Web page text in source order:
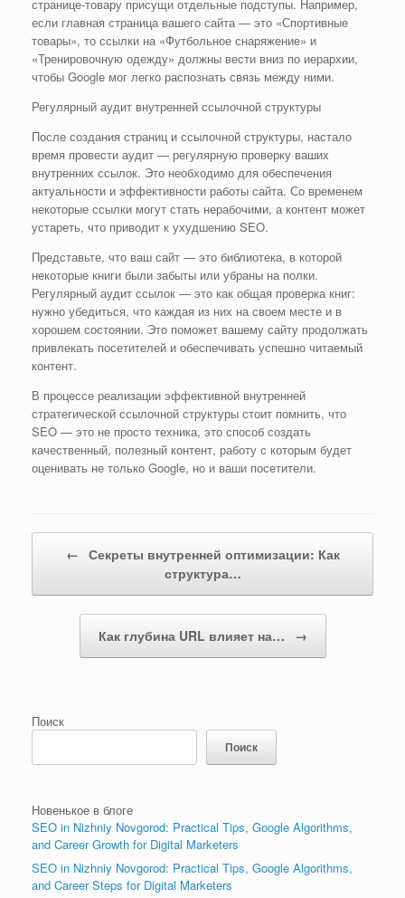
странице-товару присущи отдельные подступы. Например,
если главная страница вашего сайта — это «Спортивные
товары», то ссылки на «Футбольное снаряжение» и
«Тренировочную одежду» должны вести вниз по иерархии,
чтобы Google мог легко распознать связь между ними.
Регулярный аудит внутренней ссылочной структуры
После создания страниц и ссылочной структуры, настало
время провести аудит — регулярную проверку ваших
внутренних ссылок. Это необходимо для обеспечения
актуальности и эффективности работы сайта. Со временем
некоторые ссылки могут стать нерабочими, а контент может
устареть, что приводит к ухудшению SEO.
Представьте, что ваш сайт — это библиотека, в которой
некоторые книги были забыты или убраны на полки.
Регулярный аудит ссылок — это как общая проверка книг:
нужно убедиться, что каждая из них на своем месте и в
хорошем состоянии. Это поможет вашему сайту продолжать
привлекать посетителей и обеспечивать успешно читаемый
контент.
В процессе реализации эффективной внутренней
стратегической ссылочной структуры стоит помнить, что
SEO — это не просто техника, это способ создать
качественный, полезный контент, работу с которым будет
оценивать не только Google, но и ваши посетители.
← Секреты внутренней оптимизации: Как
структура…
Как глубина URL влияет на… →
Поиск
Поиск
Новенькое в блоге
SEO in Nizhniy Novgorod: Practical Tips, Google Algorithms,
and Career Growth for Digital Marketers
SEO in Nizhniy Novgorod: Practical Tips, Google Algorithms,
and Career Steps for Digital Marketers